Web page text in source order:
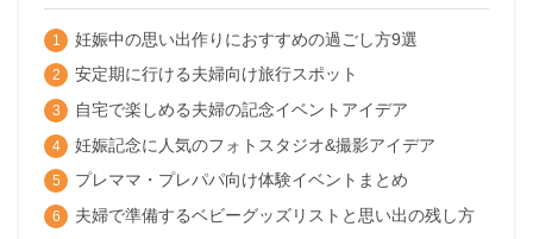
妊娠中の思い出作りにおすすめの過ごし方9選
安定期に行ける夫婦向け旅行スポット
自宅で楽しめる夫婦の記念イベントアイデア
妊娠記念に人気のフォトスタジオ&撮影アイデア
プレママ・プレパパ向け体験イベントまとめ
夫婦で準備するベビーグッズリストと思い出の残し方